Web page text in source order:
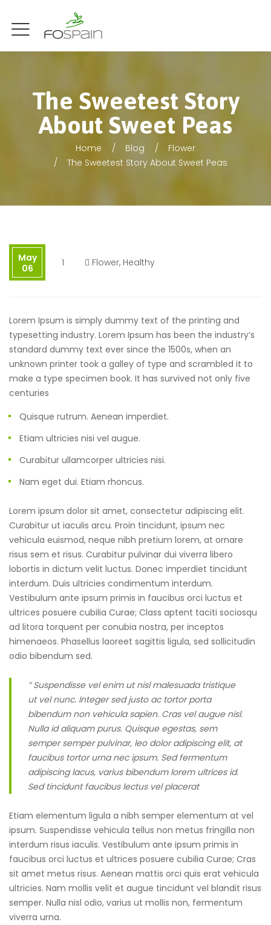
The Sweetest Story
About Sweet Peas
Home Blog
Flower
The Sweetest Story About Sweet Peas
May
06
1 Flower, Healthy
Lorem Ipsum is simply dummy text of the printing and
typesetting industry. Lorem Ipsum has been the industry’s
standard dummy text ever since the 1500s, when an
unknown printer took a galley of type and scrambled it to
make a type specimen book. It has survived not only five
centuries
Quisque rutrum. Aenean imperdiet.
Etiam ultricies nisi vel augue.
Curabitur ullamcorper ultricies nisi.
Nam eget dui. Etiam rhoncus.
Lorem ipsum dolor sit amet, consectetur adipiscing elit.
Curabitur ut iaculis arcu. Proin tincidunt, ipsum nec
vehicula euismod, neque nibh pretium lorem, at ornare
risus sem et risus. Curabitur pulvinar dui viverra libero
lobortis in dictum velit luctus. Donec imperdiet tincidunt
interdum. Duis ultricies condimentum interdum.
Vestibulum ante ipsum primis in faucibus orci luctus et
ultrices posuere cubilia Curae; Class aptent taciti sociosqu
ad litora torquent per conubia nostra, per inceptos
himenaeos. Phasellus laoreet sagittis ligula, sed sollicitudin
odio bibendum sed.
” Suspendisse vel enim ut nisl malesuada tristique
ut vel nunc. Integer sed justo ac tortor porta
bibendum non vehicula sapien. Cras vel augue nisl.
Nulla id aliquam purus. Quisque egestas, sem
semper semper pulvinar, leo dolor adipiscing elit, at
faucibus tortor urna nec ipsum. Sed fermentum
adipiscing lacus, varius bibendum lorem ultrices id.
Sed tincidunt faucibus lectus vel placerat
Etiam elementum ligula a nibh semper elementum at vel
ipsum. Suspendisse vehicula tellus non metus fringilla non
interdum risus iaculis. Vestibulum ante ipsum primis in
faucibus orci luctus et ultrices posuere cubilia Curae; Cras
sit amet metus risus. Aenean mattis orci quis erat vehicula
ultricies. Nam mollis velit et augue tincidunt vel blandit risus
semper. Nulla nisl odio, varius ut mollis non, fermentum
viverra urna.